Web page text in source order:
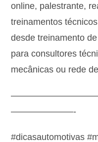
online, palestrante,
treinamentos
desde treinamento
para consultores
mecânicas ou rede
———————-
#dicasautomotivas